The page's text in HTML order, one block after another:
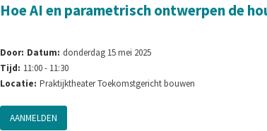
Hoe AI en parametrisch ontwerpen de
Door: Datum: donderdag 15 mei 2025
Tijd: 11:00 - 11:30
Locatie: Praktijktheater Toekomstgericht bouwen
AANMELDEN